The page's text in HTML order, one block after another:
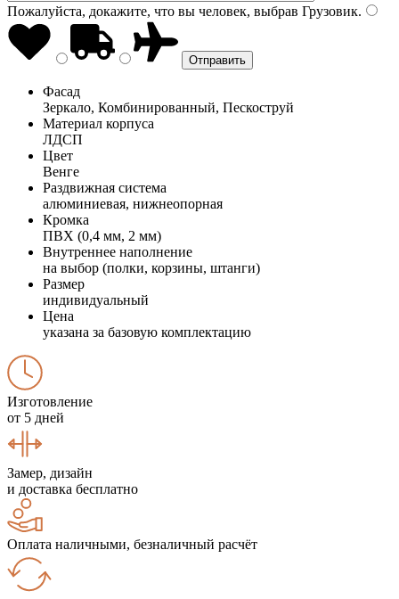
Пожалуйста, докажите, что вы человек, выбрав Грузовик.
Фасад
Зеркало, Комбинированный, Пескоструй
Материал корпуса
ЛДСП
Цвет
Венге
Раздвижная система
алюминиевая, нижнеопорная
Кромка
ПВХ (0,4 мм, 2 мм)
Внутреннее наполнение
на выбор (полки, корзины, штанги)
Размер
индивидуальный
Цена
указана за базовую комплектацию
Изготовление
от 5 дней
Замер, дизайн
и доставка бесплатно
Оплата наличными, безналичный расчёт